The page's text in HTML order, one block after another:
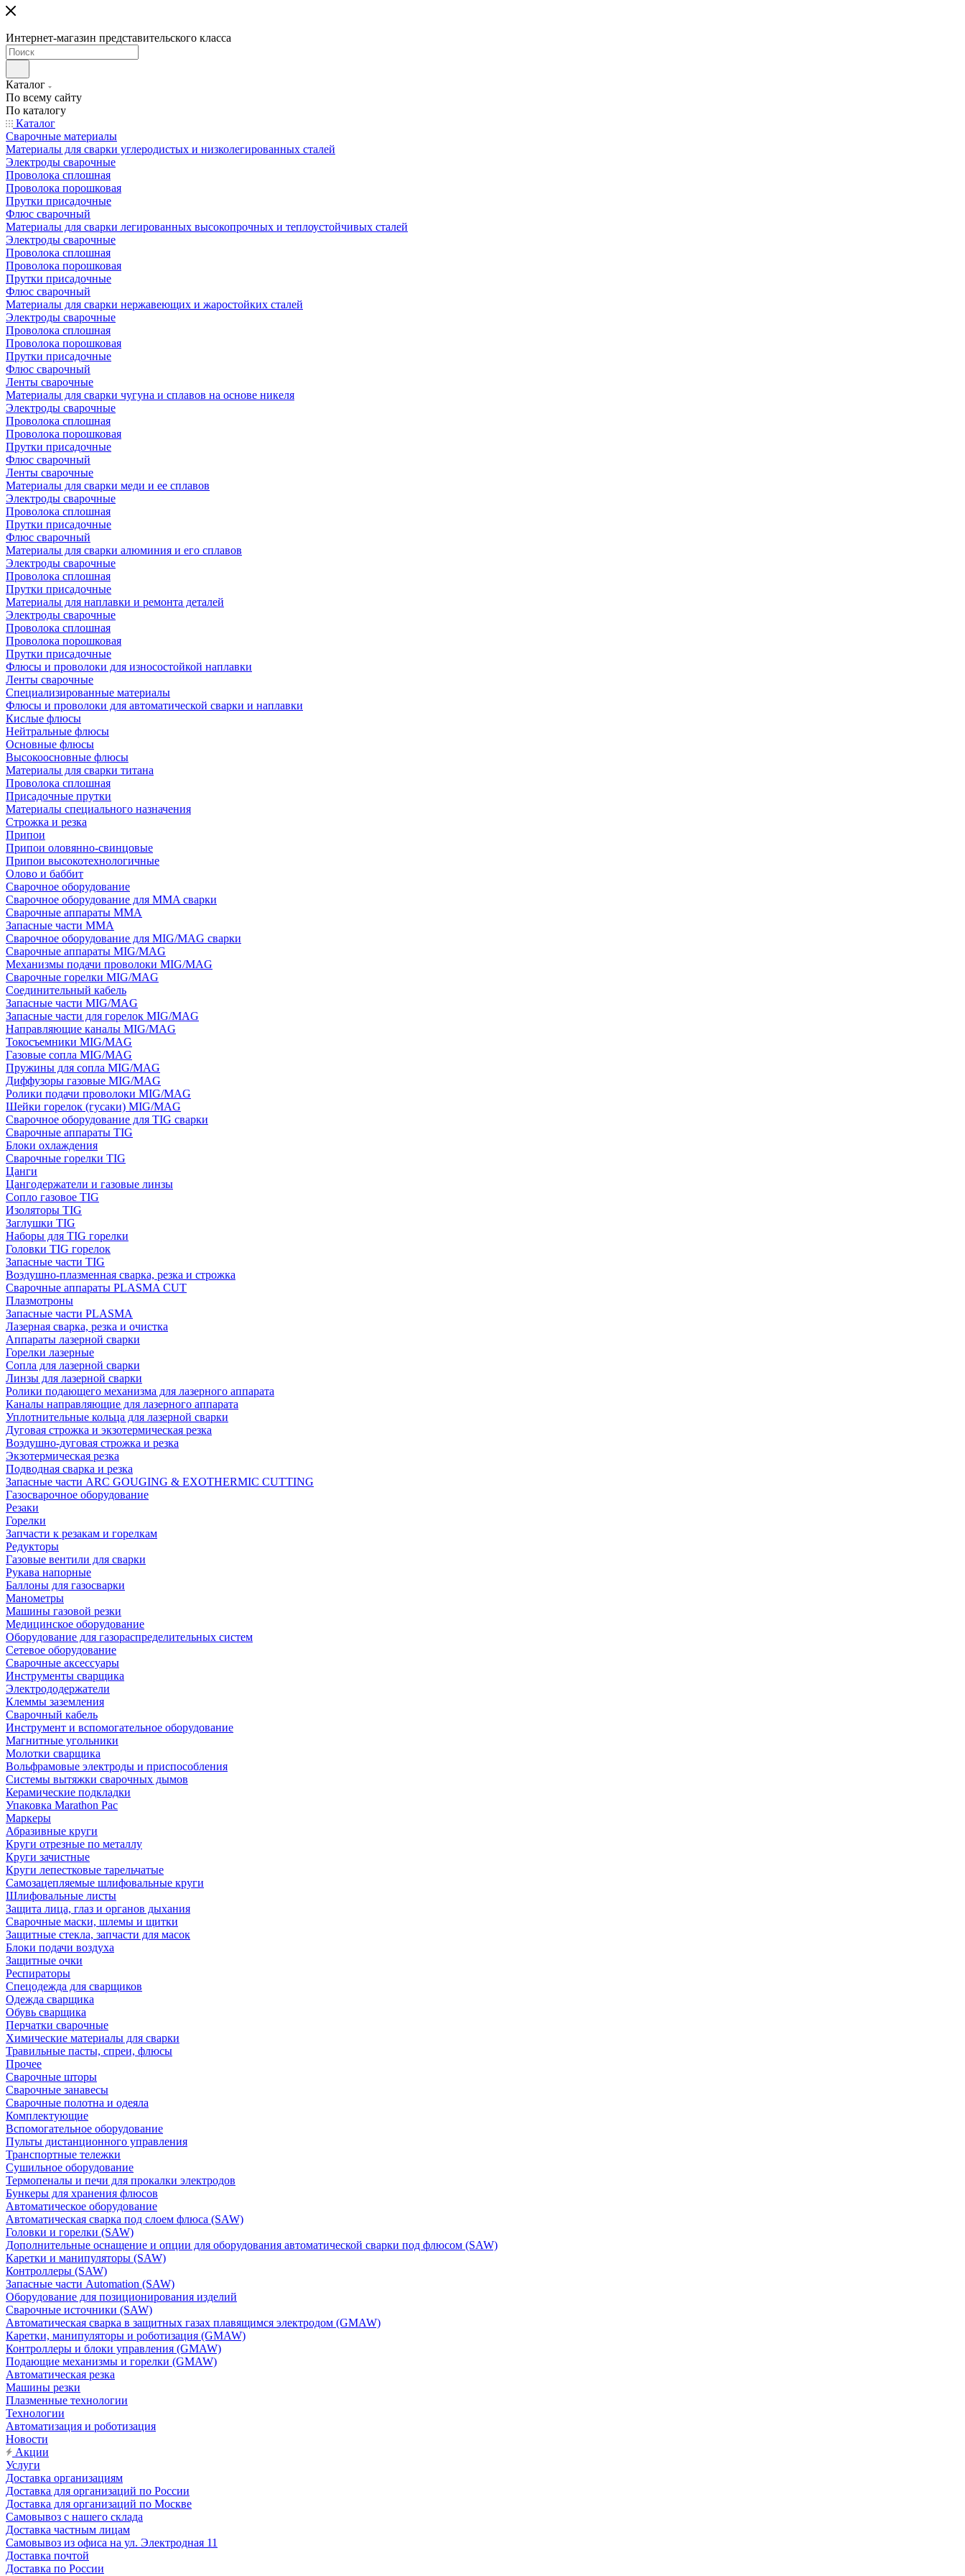
Интернет-магазин представительского класса
Каталог
По всему сайту
По каталогу
Каталог
Сварочные материалы
Материалы для сварки углеродистых и низколегированных сталей
Электроды сварочные
Проволока сплошная
Проволока порошковая
Прутки присадочные
Флюс сварочный
Материалы для сварки легированных высокопрочных и теплоустойчивых сталей
Электроды сварочные
Проволока сплошная
Проволока порошковая
Прутки присадочные
Флюс сварочный
Материалы для сварки нержавеющих и жаростойких сталей
Электроды сварочные
Проволока сплошная
Проволока порошковая
Прутки присадочные
Флюс сварочный
Ленты сварочные
Материалы для сварки чугуна и сплавов на основе никеля
Электроды сварочные
Проволока сплошная
Проволока порошковая
Прутки присадочные
Флюс сварочный
Ленты сварочные
Материалы для сварки меди и ее сплавов
Электроды сварочные
Проволока сплошная
Прутки присадочные
Флюс сварочный
Материалы для сварки алюминия и его сплавов
Электроды сварочные
Проволока сплошная
Прутки присадочные
Материалы для наплавки и ремонта деталей
Электроды сварочные
Проволока сплошная
Проволока порошковая
Прутки присадочные
Флюсы и проволоки для износостойкой наплавки
Ленты сварочные
Специализированные материалы
Флюсы и проволоки для автоматической сварки и наплавки
Кислые флюсы
Нейтральные флюсы
Основные флюсы
Высокоосновные флюсы
Материалы для сварки титана
Проволока сплошная
Присадочные прутки
Материалы специального назначения
Строжка и резка
Припои
Припои оловянно-свинцовые
Припои высокотехнологичные
Олово и баббит
Сварочное оборудование
Сварочное оборудование для MMA сварки
Сварочные аппараты MMA
Запасные части MMA
Сварочное оборудование для MIG/MAG сварки
Сварочные аппараты MIG/MAG
Механизмы подачи проволоки MIG/MAG
Сварочные горелки MIG/MAG
Соединительный кабель
Запасные части MIG/MAG
Запасные части для горелок MIG/MAG
Направляющие каналы MIG/MAG
Токосъемники MIG/MAG
Газовые сопла MIG/MAG
Пружины для сопла MIG/MAG
Диффузоры газовые MIG/MAG
Ролики подачи проволоки MIG/MAG
Шейки горелок (гусаки) MIG/MAG
Сварочное оборудование для TIG сварки
Сварочные аппараты TIG
Блоки охлаждения
Сварочные горелки TIG
Цанги
Цангодержатели и газовые линзы
Сопло газовое TIG
Изоляторы TIG
Заглушки TIG
Наборы для TIG горелки
Головки TIG горелок
Запасные части TIG
Воздушно-плазменная сварка, резка и строжка
Сварочные аппараты PLASMA CUT
Плазмотроны
Запасные части PLASMA
Лазерная сварка, резка и очистка
Аппараты лазерной сварки
Горелки лазерные
Сопла для лазерной сварки
Линзы для лазерной сварки
Ролики подающего механизма для лазерного аппарата
Каналы направляющие для лазерного аппарата
Уплотнительные кольца для лазерной сварки
Дуговая строжка и экзотермическая резка
Воздушно-дуговая строжка и резка
Экзотермическая резка
Подводная сварка и резка
Запасные части ARC GOUGING & EXOTHERMIC CUTTING
Газосварочное оборудование
Резаки
Горелки
Запчасти к резакам и горелкам
Редукторы
Газовые вентили для сварки
Рукава напорные
Баллоны для газосварки
Манометры
Машины газовой резки
Медицинское оборудование
Оборудование для газораспределительных систем
Сетевое оборудование
Сварочные аксессуары
Инструменты сварщика
Электрододержатели
Клеммы заземления
Сварочный кабель
Инструмент и вспомогательное оборудование
Магнитные угольники
Молотки сварщика
Вольфрамовые электроды и приспособления
Системы вытяжки сварочных дымов
Керамические подкладки
Упаковка Marathon Pac
Маркеры
Абразивные круги
Круги отрезные по металлу
Круги зачистные
Круги лепестковые тарельчатые
Самозацепляемые шлифовальные круги
Шлифовальные листы
Защита лица, глаз и органов дыхания
Сварочные маски, шлемы и щитки
Защитные стекла, запчасти для масок
Блоки подачи воздуха
Защитные очки
Респираторы
Спецодежда для сварщиков
Одежда сварщика
Обувь сварщика
Перчатки сварочные
Химические материалы для сварки
Травильные пасты, спреи, флюсы
Прочее
Сварочные шторы
Сварочные занавесы
Сварочные полотна и одеяла
Комплектующие
Вспомогательное оборудование
Пульты дистанционного управления
Транспортные тележки
Сушильное оборудование
Термопеналы и печи для прокалки электродов
Бункеры для хранения флюсов
Автоматическое оборудование
Автоматическая сварка под слоем флюса (SAW)
Головки и горелки (SAW)
Дополнительные оснащение и опции для оборудования автоматической сварки под флюсом (SAW)
Каретки и манипуляторы (SAW)
Контроллеры (SAW)
Запасные части Automation (SAW)
Оборудование для позиционирования изделий
Сварочные источники (SAW)
Автоматическая сварка в защитных газах плавящимся электродом (GMAW)
Каретки, манипуляторы и роботизация (GMAW)
Контроллеры и блоки управления (GMAW)
Подающие механизмы и горелки (GMAW)
Автоматическая резка
Машины резки
Плазменные технологии
Технологии
Автоматизация и роботизация
Новости
Акции
Услуги
Доставка организациям
Доставка для организаций по России
Доставка для организаций по Москве
Самовывоз с нашего склада
Доставка частным лицам
Самовывоз из офиса на ул. Электродная 11
Доставка почтой
Доставка по России